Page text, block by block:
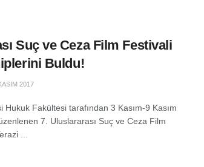
Suç ve Ceza Film Festivali
Buldu!
2017
Hukuk Fakültesi tarafından 3 Kasım-9 Kasım
7. Uluslararası Suç ve Ceza Film
...